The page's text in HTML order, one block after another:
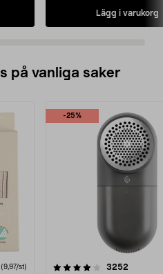
Lägg i varukorg
på vanliga saker
(9,97/st)
-25%
3252
4.5av 5 stjärnor